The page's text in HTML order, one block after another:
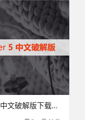
文破解版下载与